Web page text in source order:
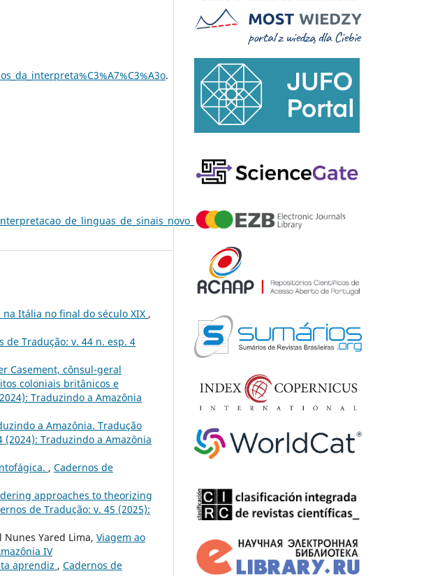
.
.
Itália no final do século XIX ,
de Tradução: v. 44 n. esp. 4
Casement, cônsul-geral
coloniais britânicos e
Traduzindo a Amazônia
a Amazônia. Tradução
(2024): Traduzindo a Amazônia
, Cadernos de
approaches to theorizing
de Tradução: v. 45 (2025):
Nunes Yared Lima, Viagem ao
IV
aprendiz , Cadernos de